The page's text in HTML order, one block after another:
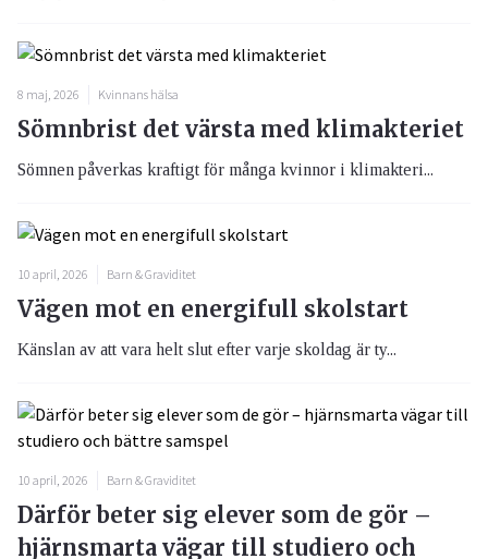
8 maj, 2026 Kvinnans hälsa
Sömnbrist det värsta med klimakteriet
Sömnen påverkas kraftigt för många kvinnor i klimakteri...
10 april, 2026 Barn & Graviditet
Vägen mot en energifull skolstart
Känslan av att vara helt slut efter varje skoldag är ty...
10 april, 2026 Barn & Graviditet
Därför beter sig elever som de gör –
hjärnsmarta vägar till studiero och